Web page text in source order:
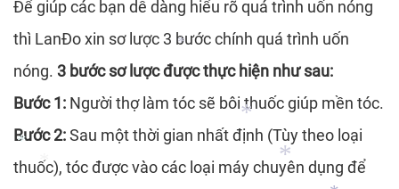
*
Để giúp các bạn dễ dàng hiểu rõ quá trình uốn nóng
thì LanĐo xin sơ lược 3 bước chính quá trình uốn
nóng. 3 bước sơ lược được thực hiện như sau:
Bước 1: Người thợ làm tóc sẽ bôi thuốc giúp mền tóc.
Bước 2:Sau một thời gian nhất định (Tùy theo loại
thuốc), tóc được vào các loại máy chuyên dụng để